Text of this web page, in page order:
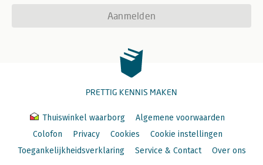
Aanmelden
PRETTIG KENNIS MAKEN
Thuiswinkel waarborg
Algemene voorwaarden
Colofon
Privacy Cookies
Cookie instellingen
Toegankelijkheidsverklaring
Service & Contact Over ons